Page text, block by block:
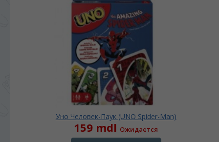
Уно Человек-Паук (UNO Spider-Man)
159 mdl Ожидается